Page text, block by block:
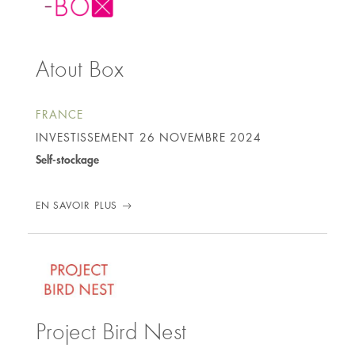
Atout Box
FRANCE
INVESTISSEMENT 26 NOVEMBRE 2024
Self-stockage
EN SAVOIR PLUS
Project Bird Nest